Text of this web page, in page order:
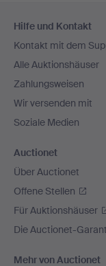
Navigation
Hilfe und Kontakt
Kontakt mit dem
Alle Auktionshäuser
Zahlungsweisen
Wir versenden mit
Soziale Medien
Auctionet
Über Auctionet
Offene Stellen
Für Auktionshäuser
Die Auctionet-
Mehr von Auctionet